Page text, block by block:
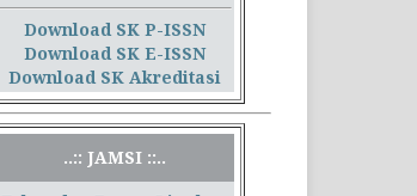
Download SK P-ISSN
Download SK E-ISSN
Download SK Akreditasi
..:: JAMSI ::..